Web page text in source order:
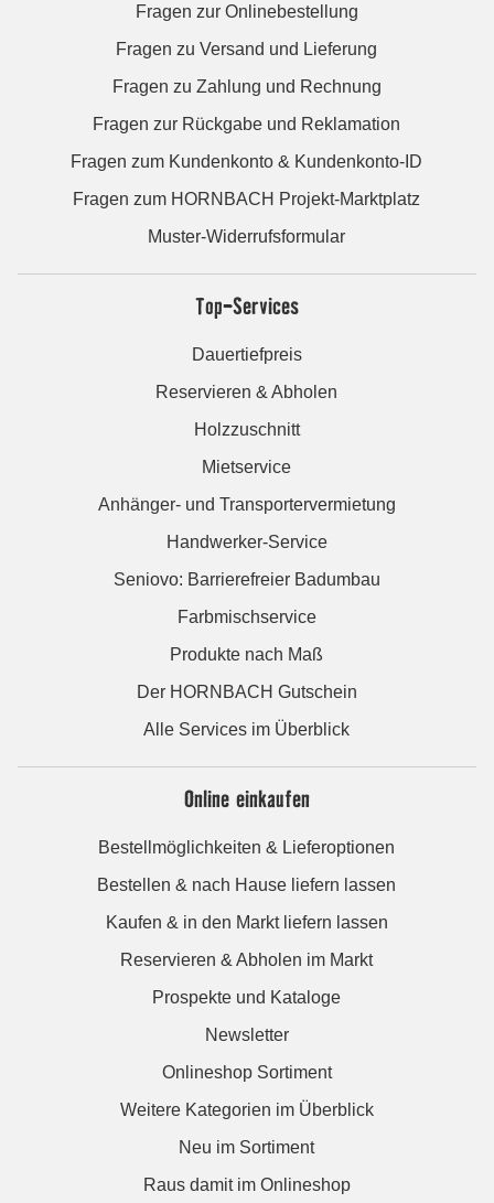
Fragen zur Onlinebestellung
Fragen zu Versand und Lieferung
Fragen zu Zahlung und Rechnung
Fragen zur Rückgabe und Reklamation
Fragen zum Kundenkonto & Kundenkonto-ID
Fragen zum HORNBACH Projekt-Marktplatz
Muster-Widerrufsformular
Top-Services
Dauertiefpreis
Reservieren & Abholen
Holzzuschnitt
Mietservice
Anhänger- und Transportervermietung
Handwerker-Service
Seniovo: Barrierefreier Badumbau
Farbmischservice
Produkte nach Maß
Der HORNBACH Gutschein
Alle Services im Überblick
Online einkaufen
Bestellmöglichkeiten & Lieferoptionen
Bestellen & nach Hause liefern lassen
Kaufen & in den Markt liefern lassen
Reservieren & Abholen im Markt
Prospekte und Kataloge
Newsletter
Onlineshop Sortiment
Weitere Kategorien im Überblick
Neu im Sortiment
Raus damit im Onlineshop